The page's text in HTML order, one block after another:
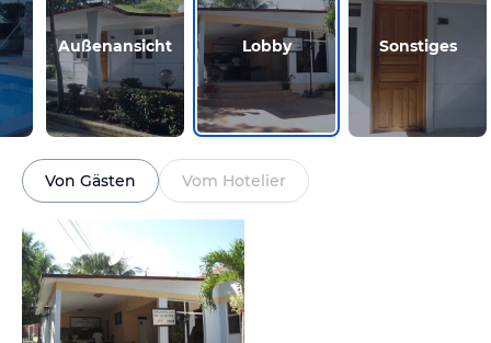
Außenansicht Lobby Sonstiges
Von Gästen Vom Hotelier